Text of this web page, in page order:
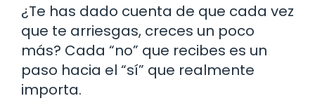
¿Te has dado cuenta de que cada vez
que te arriesgas, creces un poco
más? Cada “no” que recibes es un
paso hacia el “sí” que realmente
importa.